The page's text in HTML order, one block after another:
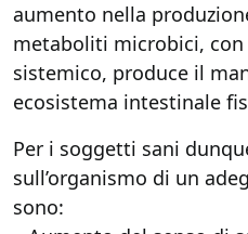
aumento nella
metaboliti microbici,
sistemico, produce il
ecosistema intestinale
Per i soggetti sani
sull’organismo di un
sono: